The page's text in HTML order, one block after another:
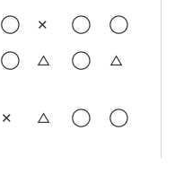
◯ ✕ ◯ ◯
◯ △ ◯ △
✕ △ ◯ ◯